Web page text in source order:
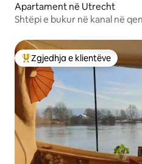
Apartament në Utrecht
Shtëpi e bukur në kanal në
Më të mirat e zgjedhjeve të
Zgjedhja e klientëve